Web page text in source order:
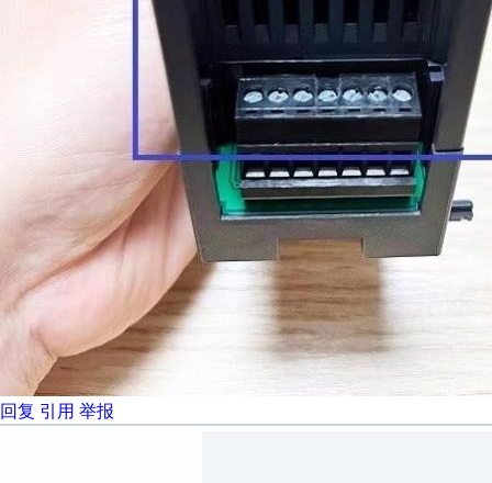
回复 引用 举报